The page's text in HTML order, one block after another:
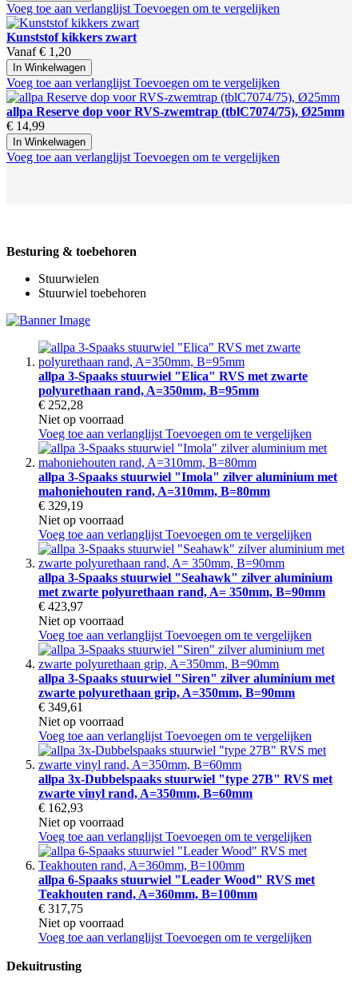
Voeg toe aan verlanglijst Toevoegen om te vergelijken
Kunststof kikkers zwart
Vanaf € 1,20
In Winkelwagen
Voeg toe aan verlanglijst Toevoegen om te vergelijken
allpa Reserve dop voor RVS-zwemtrap (tblC7074/75), Ø25mm
€ 14,99
In Winkelwagen
Voeg toe aan verlanglijst Toevoegen om te vergelijken
Besturing & toebehoren
Stuurwielen
Stuurwiel toebehoren
allpa 3-Spaaks stuurwiel "Elica" RVS met zwarte
polyurethaan rand, A=350mm, B=95mm
€ 252,28
Niet op voorraad
Voeg toe aan verlanglijst Toevoegen om te vergelijken
allpa 3-Spaaks stuurwiel "Imola" zilver aluminium met
mahoniehouten rand, A=310mm, B=80mm
€ 329,19
Niet op voorraad
Voeg toe aan verlanglijst Toevoegen om te vergelijken
allpa 3-Spaaks stuurwiel "Seahawk" zilver aluminium
met zwarte polyurethaan rand, A= 350mm, B=90mm
€ 423,97
Niet op voorraad
Voeg toe aan verlanglijst Toevoegen om te vergelijken
allpa 3-Spaaks stuurwiel "Siren" zilver aluminium met
zwarte polyurethaan grip, A=350mm, B=90mm
€ 349,61
Niet op voorraad
Voeg toe aan verlanglijst Toevoegen om te vergelijken
allpa 3x-Dubbelspaaks stuurwiel "type 27B" RVS met
zwarte vinyl rand, A=350mm, B=60mm
€ 162,93
Niet op voorraad
Voeg toe aan verlanglijst Toevoegen om te vergelijken
allpa 6-Spaaks stuurwiel "Leader Wood" RVS met
Teakhouten rand, A=360mm, B=100mm
€ 317,75
Niet op voorraad
Voeg toe aan verlanglijst Toevoegen om te vergelijken
Dekuitrusting